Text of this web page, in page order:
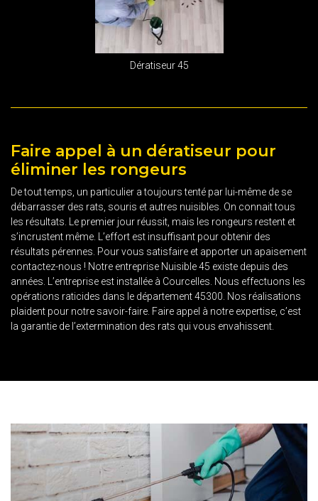
Dératiseur 45
Faire appel à un dératiseur pour
éliminer les rongeurs
De tout temps, un particulier a toujours tenté par lui-même de se
débarrasser des rats, souris et autres nuisibles. On connait tous
les résultats. Le premier jour réussit, mais les rongeurs restent et
s’incrustent même. L’effort est insuffisant pour obtenir des
résultats pérennes. Pour vous satisfaire et apporter un apaisement
contactez-nous ! Notre entreprise Nuisible 45 existe depuis des
années. L’entreprise est installée à Courcelles. Nous effectuons les
opérations raticides dans le département 45300. Nos réalisations
plaident pour notre savoir-faire. Faire appel à notre expertise, c’est
la garantie de l’extermination des rats qui vous envahissent.